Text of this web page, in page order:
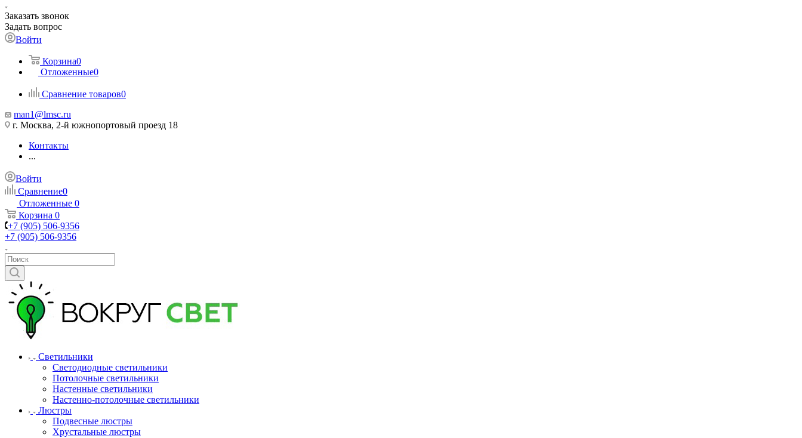
Заказать звонок
Задать вопрос
Войти
Корзина0
Отложенные0
Сравнение товаров0
man1@lmsc.ru
г. Москва, 2-й южнопортовый проезд 18
Контакты
...
Войти
Сравнение0
Отложенные 0
Корзина 0
+7 (905) 506-9356
+7 (905) 506-9356
Светильники
Светодиодные светильники
Потолочные светильники
Настенные светильники
Настенно-потолочные светильники
Люстры
Подвесные люстры
Хрустальные люстры